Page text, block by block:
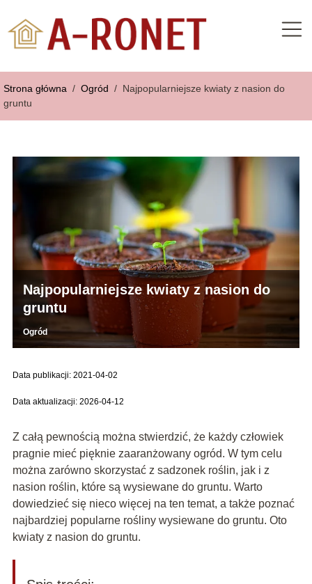
Strona główna / Ogród / Najpopularniejsze kwiaty z nasion do
gruntu
Najpopularniejsze kwiaty z nasion do
gruntu
Ogród
Data publikacji: 2021-04-02
Data aktualizacji: 2026-04-12
Z całą pewnością można stwierdzić, że każdy człowiek
pragnie mieć pięknie zaaranżowany ogród. W tym celu
można zarówno skorzystać z sadzonek roślin, jak i z
nasion roślin, które są wysiewane do gruntu. Warto
dowiedzieć się nieco więcej na ten temat, a także poznać
najbardziej popularne rośliny wysiewane do gruntu. Oto
kwiaty z nasion do gruntu.